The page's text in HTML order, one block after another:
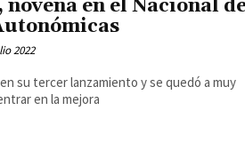
en el Nacional
2022
su tercer lanzamiento y se quedó a muy
en la mejora